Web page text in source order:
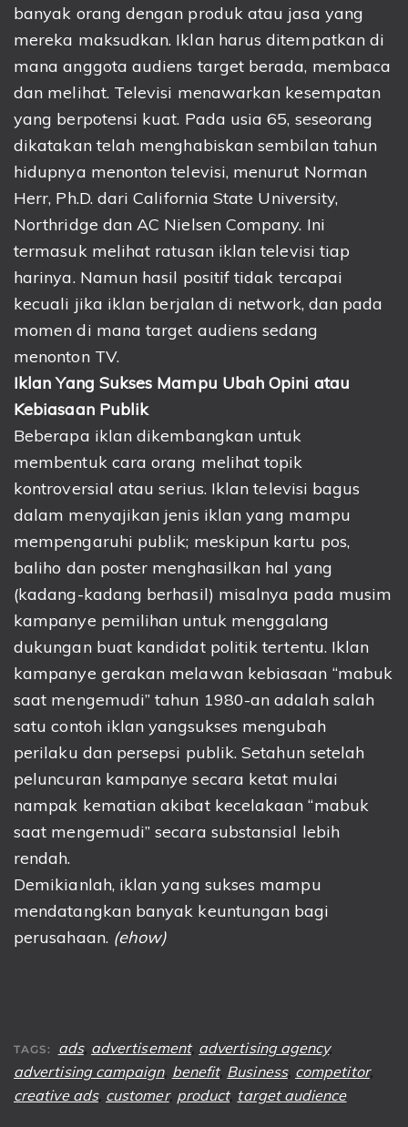
banyak orang dengan produk atau jasa yang
mereka maksudkan. Iklan harus ditempatkan di
mana anggota audiens target berada, membaca
dan melihat. Televisi menawarkan kesempatan
yang berpotensi kuat. Pada usia 65, seseorang
dikatakan telah menghabiskan sembilan tahun
hidupnya menonton televisi, menurut Norman
Herr, Ph.D. dari California State University,
Northridge dan AC Nielsen Company. Ini
termasuk melihat ratusan iklan televisi tiap
harinya. Namun hasil positif tidak tercapai
kecuali jika iklan berjalan di network, dan pada
momen di mana target audiens sedang
menonton TV.
Iklan Yang Sukses Mampu Ubah Opini atau
Kebiasaan Publik
Beberapa iklan dikembangkan untuk
membentuk cara orang melihat topik
kontroversial atau serius. Iklan televisi bagus
dalam menyajikan jenis iklan yang mampu
mempengaruhi publik; meskipun kartu pos,
baliho dan poster menghasilkan hal yang
(kadang-kadang berhasil) misalnya pada musim
kampanye pemilihan untuk menggalang
dukungan buat kandidat politik tertentu. Iklan
kampanye gerakan melawan kebiasaan “mabuk
saat mengemudi” tahun 1980-an adalah salah
satu contoh iklan yangsukses mengubah
perilaku dan persepsi publik. Setahun setelah
peluncuran kampanye secara ketat mulai
nampak kematian akibat kecelakaan “mabuk
saat mengemudi” secara substansial lebih
rendah.
Demikianlah, iklan yang sukses mampu
mendatangkan banyak keuntungan bagi
perusahaan. (ehow)
TAGS: ads, advertisement, advertising agency,
advertising campaign, benefit, Business, competitor,
creative ads, customer, product, target audience